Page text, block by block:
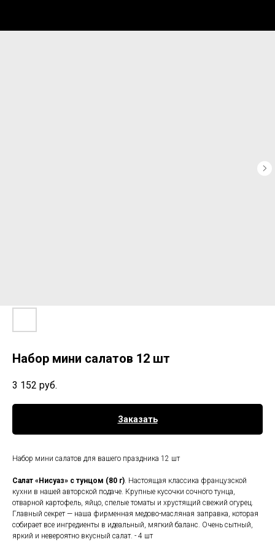
Набор мини салатов 12 шт
3 152 руб.
Заказать
Набор мини салатов для вашего праздника 12 шт
Салат «Нисуаз» с тунцом (80 г). Настоящая классика французской
кухни в нашей авторской подаче. Крупные кусочки сочного тунца,
отварной картофель, яйцо, спелые томаты и хрустящий свежий огурец.
Главный секрет — наша фирменная медово-масляная заправка, которая
собирает все ингредиенты в идеальный, мягкий баланс. Очень сытный,
яркий и невероятно вкусный салат. - 4 шт